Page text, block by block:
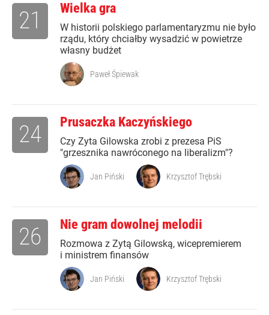
Wielka gra
W historii polskiego parlamentaryzmu nie było
rządu, który chciałby wysadzić w powietrze
własny budżet
21
Paweł Śpiewak
Prusaczka Kaczyńskiego
Czy Zyta Gilowska zrobi z prezesa PiS
"grzesznika nawróconego na liberalizm"?
24
Jan Piński Krzysztof Trębski
Nie gram dowolnej melodii
Rozmowa z Zytą Gilowską, wicepremierem
i ministrem finansów
26
Jan Piński Krzysztof Trębski